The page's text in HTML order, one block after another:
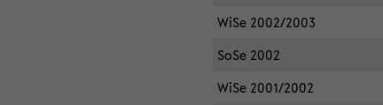
WiSe 2002/2003
SoSe 2002
WiSe 2001/2002